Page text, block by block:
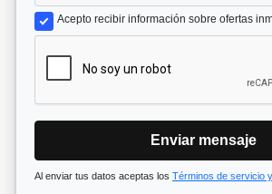
Acepto recibir información sobre ofertas
Enviar mensaje
Al enviar tus datos aceptas los Términos de servicio